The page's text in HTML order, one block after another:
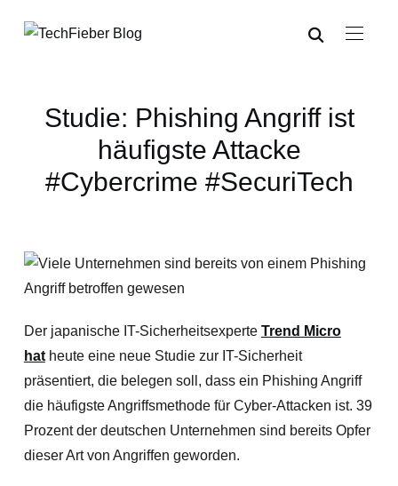
Studie: Phishing Angriff ist
häufigste Attacke
#Cybercrime #SecuriTech
Der japanische IT-Sicherheitsexperte Trend Micro
hatheute eine neue Studie zur IT-Sicherheit
präsentiert, die belegen soll, dass ein Phishing Angriff
die häufigste Angriffsmethode für Cyber-Attacken ist. 39
Prozent der deutschen Unternehmen sind bereits Opfer
dieser Art von Angriffen geworden.